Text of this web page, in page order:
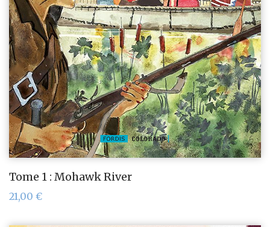
Tome 1 : Mohawk River
21,00 €